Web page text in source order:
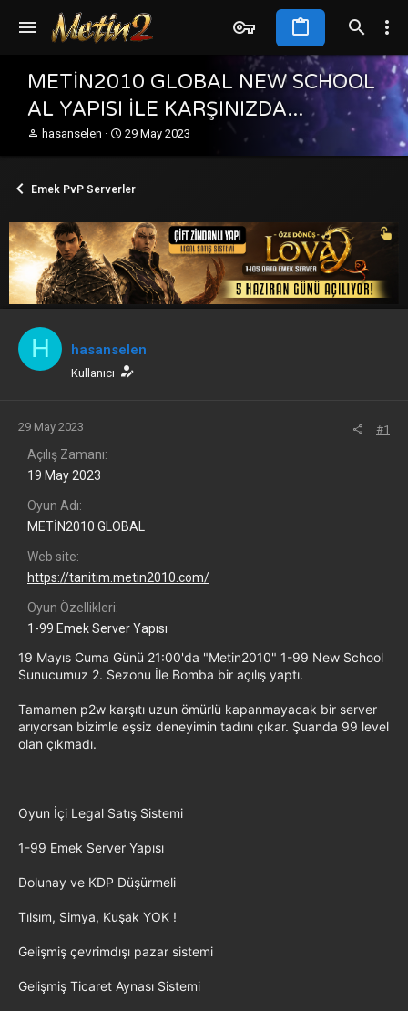
METİN2010 GLOBAL NEW SCHOOL
AL YAPISI İLE KARŞINIZDA...
K
u
b
a
ş
l
a
t
a
hasanselen
B
l
g
ı
ç
t
a
r
h
i
29 May 2023
Emek PvP Serverler
H hasanselen
Kullanıcı
29 May 2023 #1
Açılış Zamanı
19 May 2023
Oyun Adı
METİN2010 GLOBAL
Web site
https://tanitim.metin2010.com/
Oyun Özellikleri
1-99 Emek Server Yapısı
19 Mayıs Cuma Günü 21:00'da "Metin2010" 1-99 New School
Sunucumuz 2. Sezonu İle Bomba bir açılış yaptı.
Tamamen p2w karşıtı uzun ömürlü kapanmayacak bir server
arıyorsan bizimle eşsiz deneyimin tadını çıkar. Şuanda 99 level
olan çıkmadı.
Oyun İçi Legal Satış Sistemi
1-99 Emek Server Yapısı
Dolunay ve KDP Düşürmeli
Tılsım, Simya, Kuşak YOK !
Gelişmiş çevrimdışı pazar sistemi
Gelişmiş Ticaret Aynası Sistemi